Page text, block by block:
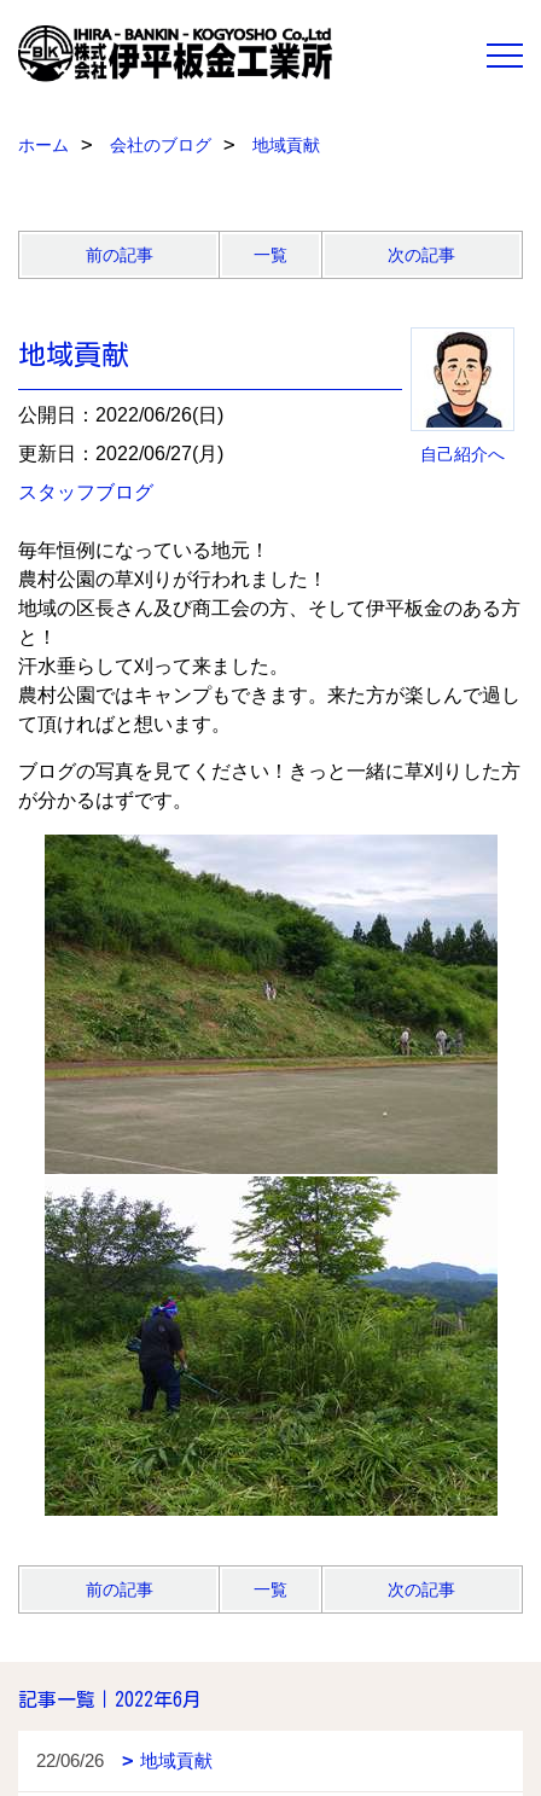
ホーム 会社のブログ 地域貢献
前の記事 一覧 次の記事
自己紹介へ
地域貢献
公開日：2022/06/26(日)
更新日：2022/06/27(月)
スタッフブログ
毎年恒例になっている地元！
農村公園の草刈りが行われました！
地域の区長さん及び商工会の方、そして伊平板金のある方
と！
汗水垂らして刈って来ました。
農村公園ではキャンプもできます。来た方が楽しんで過し
て頂ければと想います。
ブログの写真を見てください！きっと一緒に草刈りした方
が分かるはずです。
前の記事 一覧 次の記事
記事一覧｜2022年6月
22/06/26 地域貢献